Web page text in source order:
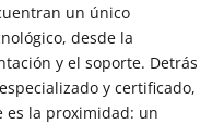
un único
desde la
y el soporte. Detrás
y certificado,
es la proximidad: un